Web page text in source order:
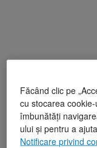
Făcând clic pe
cu stocarea
îmbunătăți
ului și pentru a
Notificare privind